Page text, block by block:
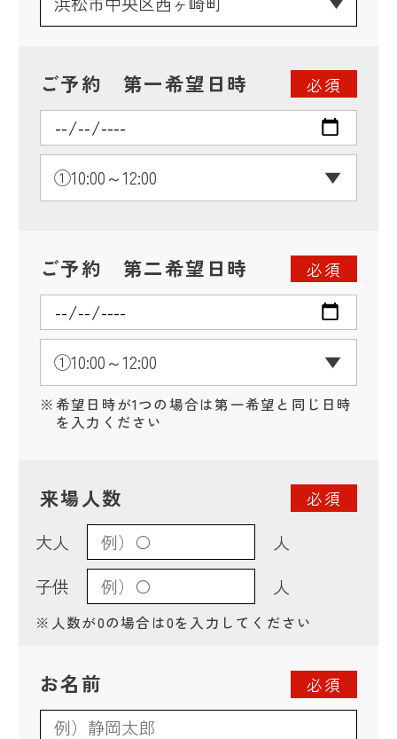
ご予約 第一希望日時 必須
ご予約 第二希望日時 必須
※ 希望日時が1つの場合は第一希望と同じ日時
を入力ください
来場人数 必須
大人
人
子供
人
※ 人数が0の場合は0を入力してください
お名前 必須